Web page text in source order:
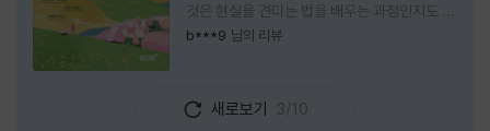
것은 현실을 견디는 법을 배우는 과정인지도 모
른다. 해야 할 일은 늘어나고, 책임은 무거워지
효율과 성과를 먼저 생각하는 사람이 되어간다.
『어쩌면 동화는 어른을 위한 것 2 – 지친 영혼
b***9 님의 리뷰
새로보기 3/10